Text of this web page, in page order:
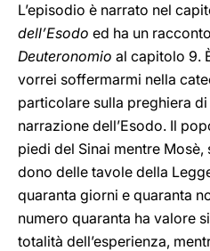
L’episodio è narrato nel
dell’Esodo ed ha un
Deuteronomio al capitolo 9.
vorrei soffermarmi nella
particolare sulla preghiera
narrazione dell’Esodo. Il
piedi del Sinai mentre Mosè,
dono delle tavole della
quaranta giorni e quaranta
numero quaranta ha valore
totalità dell’esperienza,